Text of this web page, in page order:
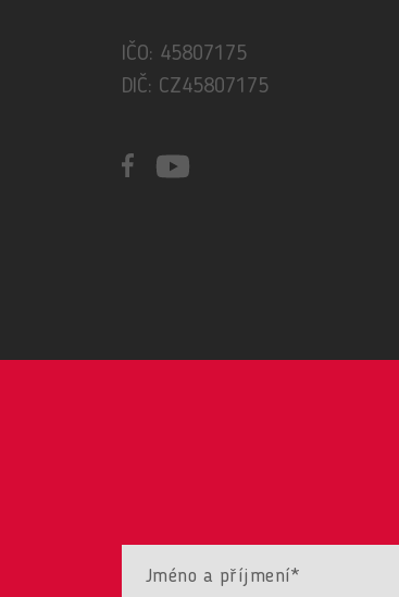
IČO: 45807175
DIČ: CZ45807175